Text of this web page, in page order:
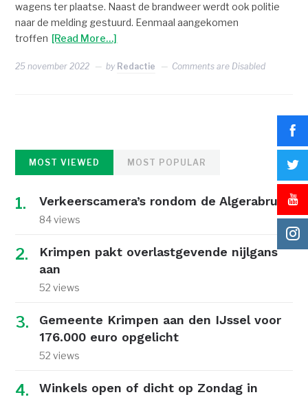
wagens ter plaatse. Naast de brandweer werdt ook politie
naar de melding gestuurd. Eenmaal aangekomen
troffen [Read More…]
25 november 2022 by Redactie Comments are Disabled
MOST VIEWED MOST POPULAR
Verkeerscamera’s rondom de Algerabrug
84 views
Krimpen pakt overlastgevende nijlgans
aan
52 views
Gemeente Krimpen aan den IJssel voor
176.000 euro opgelicht
52 views
Winkels open of dicht op Zondag in